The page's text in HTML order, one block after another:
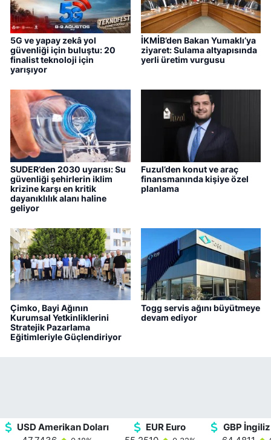
5G ve yapay zekâ yol
güvenliği için buluştu: 20
finalist teknoloji için
yarışıyor
İKMİB’den Bakan Yumaklı’ya
ziyaret: Sulama altyapısında
yerli üretim vurgusu
SUDER’den 2030 uyarısı: Su
güvenliği şehirlerin iklim
krizine karşı en kritik
dayanıklılık alanı haline
geliyor
Fuzul’den konut ve araç
finansmanında kişiye özel
planlama
Çimko, Bayi Ağının
Kurumsal Yetkinliklerini
Stratejik Pazarlama
Eğitimleriyle Güçlendiriyor
Togg servis ağını büyütmeye
devam ediyor
USD Amerikan Doları
EUR Euro
GBP